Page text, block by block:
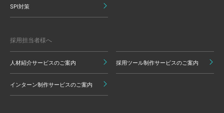
SPI対策
採用担当者様へ
人材紹介サービスのご案内 採用ツール制作サービスのご案内
インターン制作サービスのご案内